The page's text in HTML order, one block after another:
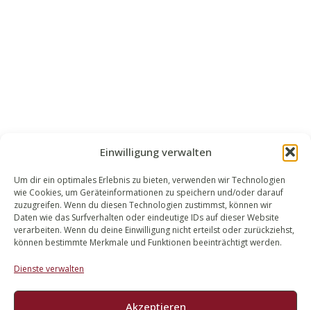
Einwilligung verwalten
Um dir ein optimales Erlebnis zu bieten, verwenden wir Technologien
wie Cookies, um Geräteinformationen zu speichern und/oder darauf
zuzugreifen. Wenn du diesen Technologien zustimmst, können wir
Daten wie das Surfverhalten oder eindeutige IDs auf dieser Website
verarbeiten. Wenn du deine Einwilligung nicht erteilst oder zurückziehst,
können bestimmte Merkmale und Funktionen beeinträchtigt werden.
Dienste verwalten
Akzeptieren
WALEK RECHTSANWÄLT​​E
Bachstraße 13
56727 Mayen
02651 98 900
info@walek-rechtsanwaelte.de